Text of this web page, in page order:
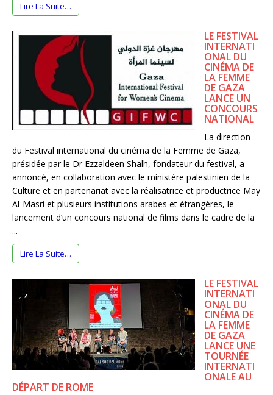
Lire La Suite…
LE FESTIVAL
INTERNATI
ONAL DU
CINÉMA DE
LA FEMME
DE GAZA
LANCE UN
CONCOURS
NATIONAL
La direction
du Festival international du cinéma de la Femme de Gaza,
présidée par le Dr Ezzaldeen Shalh, fondateur du festival, a
annoncé, en collaboration avec le ministère palestinien de la
Culture et en partenariat avec la réalisatrice et productrice May
Al-Masri et plusieurs institutions arabes et étrangères, le
lancement d’un concours national de films dans le cadre de la
...
Lire La Suite…
LE FESTIVAL
INTERNATI
ONAL DU
CINÉMA DE
LA FEMME
DE GAZA
LANCE UNE
TOURNÉE
INTERNATI
ONALE AU
DÉPART DE ROME